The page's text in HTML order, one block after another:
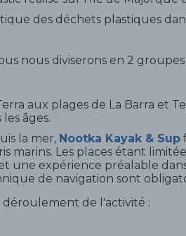
des déchets plastiques
nous diviserons en 2
aux plages de La Barra et
âges.
la mer, Nootka Kayak & Sup
marins. Les places étant
une expérience préalable
de navigation sont
déroulement de l'activité :